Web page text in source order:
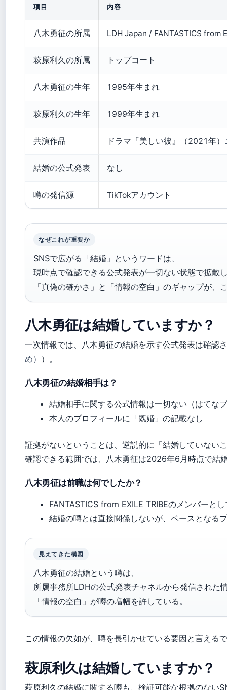
項目 内容
八木勇征の所属 LDH Japan / FANTASTICS from
萩原利久の所属 トップコート
八木勇征の生年 1995年生まれ
萩原利久の生年 1999年生まれ
共演作品 ドラマ『美しい彼』（2021年）
結婚の公式発表 なし
噂の発信源 TikTokアカウント
なぜこれが重要か
SNSで広がる「結婚」というワードは、
現時点で確認できる公式発表が一切ない状態で拡散
「真偽の確かさ」と「情報の空白」のギャップが、
八木勇征は結婚していますか？
一次情報では、八木勇征の結婚を示す公式発表は確認
め） ）。
八木勇征の結婚相手は？
結婚相手に関する公式情報は一切ない（はてな
本人のプロフィールに「既婚」の記載なし
証拠がないということは、逆説的に「結婚していない
確認できる範囲では、八木勇征は2026年6月時点で結
八木勇征は前職は何でしたか？
FANTASTICS from EXILE TRIBEのメンバーと
結婚の噂とは直接関係しないが、ベースとなる
見えてきた構図
八木勇征の結婚という噂は、
所属事務所LDHの公式発表チャネルから発信された
「情報の空白」が噂の増幅を許している。
この情報の欠如が、噂を長引かせている要因と言える
萩原利久は結婚していますか？
萩原利久の結婚に関する噂も、検証可能な根拠のない